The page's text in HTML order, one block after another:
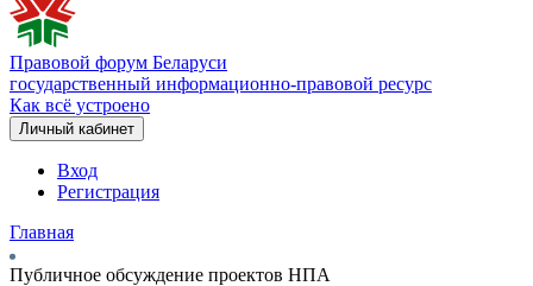
Правовой форум Беларуси
государственный информационно-правовой ресурс
Как всё устроено
Личный кабинет
Вход
Регистрация
Главная
Публичное обсуждение проектов НПА